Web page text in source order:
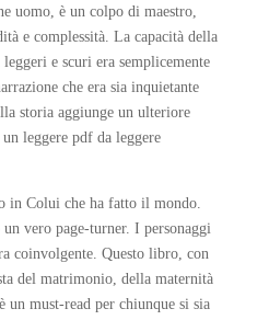
uomo, è un colpo di maestro,
e complessità. La capacità della
e scuri era semplicemente
che era sia inquietante
storia aggiunge un ulteriore
leggere pdf da leggere
in Colui che ha fatto il mondo.
vero page-turner. I personaggi
coinvolgente. Questo libro, con
del matrimonio, della maternità
un must-read per chiunque si sia